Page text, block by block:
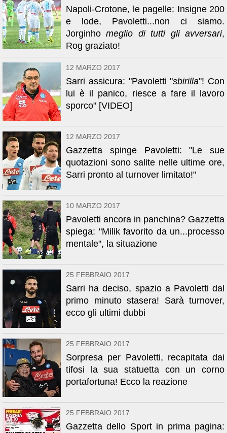
Napoli-Crotone, le pagelle: Insigne 200
e lode, Pavoletti...non ci siamo.
Jorginhomeglio di tutti gli avversari,
Rog graziato!
12 MARZO 2017
Sarri assicura: "Pavoletti "sbirilla"! Con
lui è il panico, riesce a fare il lavoro
sporco" [VIDEO]
12 MARZO 2017
Gazzetta spinge Pavoletti: "Le sue
quotazioni sono salite nelle ultime ore,
Sarri pronto al turnover limitato!"
10 MARZO 2017
Pavoletti ancora in panchina? Gazzetta
spiega: "Milik favorito da un...processo
mentale", la situazione
25 FEBBRAIO 2017
Sarri ha deciso, spazio a Pavoletti dal
primo minuto stasera! Sarà turnover,
ecco gli ultimi dubbi
25 FEBBRAIO 2017
Sorpresa per Pavoletti, recapitata dai
tifosi la sua statuetta con un corno
portafortuna! Ecco la reazione
25 FEBBRAIO 2017
Gazzetta dello Sport in prima pagina: